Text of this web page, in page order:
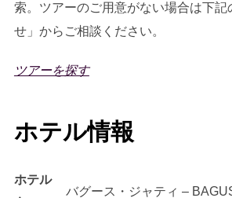
索。ツアーのご用意がない場合は下記
せ」からご相談ください。
ツアーを探す
ホテル情報
ホテル
バグース・ジャティ –